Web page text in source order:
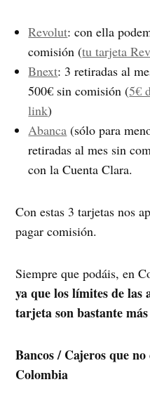
Revolut: con ella
comisión (tu tarjeta
Bnext: 3 retiradas al
500€ sin comisión (5€
link)
Abanca (sólo para
retiradas al mes sin
con la Cuenta Clara.
Con estas 3 tarjetas nos
pagar comisión.
Siempre que podáis, en
ya que los límites de las
tarjeta son bastante
Bancos / Cajeros que
Colombia